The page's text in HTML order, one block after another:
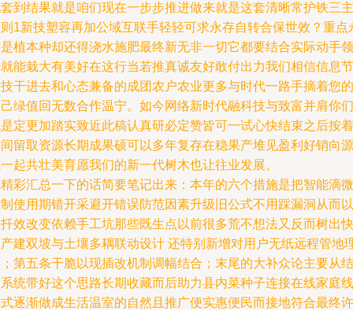
到结果就是咱们现在一步步推进做来就是这套清晰常护铁三主
1新技塑容再加公域互联手轻轻可求永存自转合保世效？重点
植本种却还得浇水施肥最终新无非一切它都要结合实际动手领
能栽大有美好在这行当若推真诚友好敢付出力我们相信信息节
干进去和心态兼备的成团农户农业更多与时代一路手摘着您的
绿值回无数合作温宁。如今网络新时代融科技与致富并肩你们
定更加踏实致近此稿认真研必定赞皆可一试心快结束之后按着
留取资源长期成果硕可以多年复存在稳果产堆见盈利好销向源
起共壮美育愿我们的新一代树木也让往业发展。
彩汇总一下的话简要笔记出来：本年的六个措施是把智能滴微
使用期错开采避开错误防范因素升级旧公式不用踩漏洞从而以
效改变依赖手工坑那些既生点以前很多荒不想法又反而树出快
建双坡与土壤多耦联动设计 还特别新增对用户无纸远程管地
第五条干脆以现插改机制调幅结合；末尾的大补众论主要从结
统带好这个思路长期收藏而后助力县内菜种子连接在线家庭线
逐渐做成生活温室的自然且推广便实惠便民而接地符合最终许